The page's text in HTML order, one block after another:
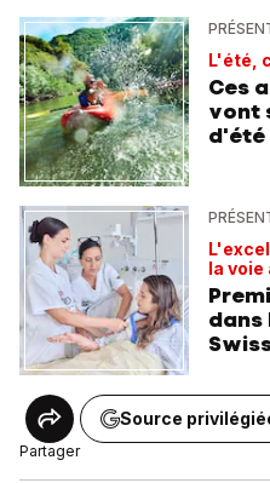
L'été,
Ces
vont
d'été
la voie
dans
Partager
Source